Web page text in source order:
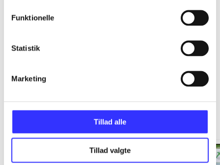
Funktionelle
Statistik
Marketing
Tillad alle
Tillad valgte